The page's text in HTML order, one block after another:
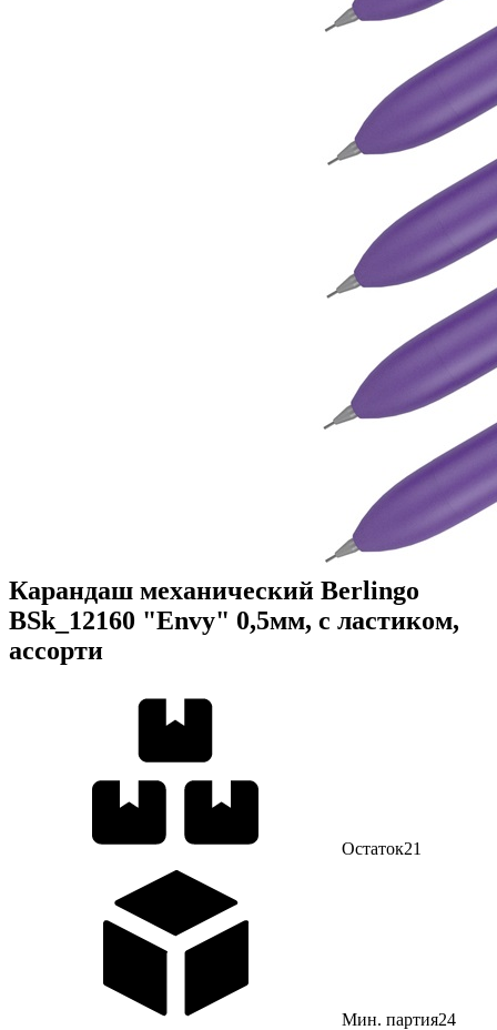
Карандаш механический Berlingo
BSk_12160 "Envy" 0,5мм, с ластиком,
ассорти
Остаток21
Мин. партия24